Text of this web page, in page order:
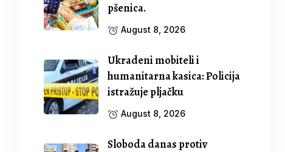
pšenica.
August 8, 2026
Ukradeni mobiteli i
humanitarna kasica: Policija
istražuje pljačku
August 8, 2026
Sloboda danas protiv